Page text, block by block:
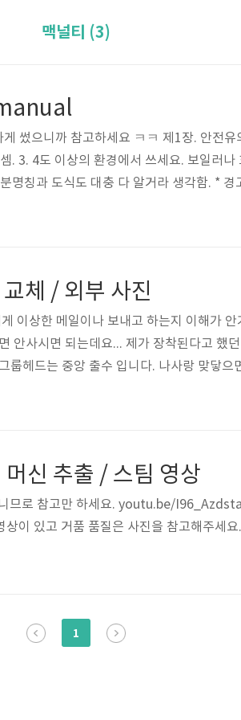
맥널티 (3)
썼으니까 참고하세요 ㅋㅋ 제1장. 안전
. 3. 4도 이상의 환경에서 쓰세요. 보일러나
명칭과 도식도 대충 다 알거라 생각함. * 경
만들 수 있어요. 카푸치노나 라떼같은거
체 / 외부 사진
이상한 메일이나 보내고 하는지 이해가 안
안사시면 되는데요... 제가 장착된다고 했
룹헤드는 중앙 출수 입니다. 나사랑 맞닿으
기기들의 녹슬지 않는 나사를 굳이 구하여
신 추출 / 스팀 영상
니므로 참고만 하세요. youtu.be/
이 있고 거품 품질은 사진을 참고해주세
1